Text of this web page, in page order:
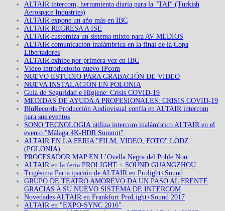
ALTAIR intercom, herramienta diaria para la "TAI" (Turkish
Aerospace Industries)
ALTAIR expone un año más en IBC
ALTAIR REGRESA A ISE
ALTAIR customiza un sistema mixto para AV MEDIOS
ALTAIR comunicación inalámbrica en la final de la Copa
Libertadores
ALTAIR exhibe por primera vez en IBC
Vídeo introductorio nuevo IPcom
NUEVO ESTUDIO PARA GRABACIÓN DE VIDEO
NUEVA INSTALACIÓN EN POLONIA
Guía de Seguridad e Higiene: Crisis COVID-19
MEDIDAS DE AYUDA A PROFESIONALES: CRISIS COVID-19
BluRecords Producción Audiovisual confía en ALTAIR intercom
para sus eventos
SONO TECNOLOGIA utiliza intercom inalámbrico ALTAIR en el
evento "Málaga 4K-HDR Summit"
ALTAIR EN LA FERIA "FILM, VIDEO, FOTO" LÒDZ
(POLONIA)
PROCESADOR MAP EN L’Ovella Negra del Poble Nou
ALTAIR en la feria PROLIGHT + SOUND GUANGZHOU
Trigésima Participación de ALTAIR en Prolight+Sound
GRUPO DE TEATRO AMOREVO DA UN PASO AL FRENTE
GRACIAS A SU NUEVO SISTEMA DE INTERCOM
Novedades ALTAIR en Frankfurt ProLight+Sound 2017
ALTAIR en "EXPO-SYNC 2016"